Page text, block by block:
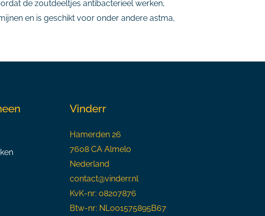
de zoutdeeltjes antibacterieel werken,
en is geschikt voor onder andere astma,
Vinderr
Hamerden 26
7608 CA Almelo
Nederland
contact@vinderr.nl
KvK-nr: 08207876
Btw-nr: NL001575895B67